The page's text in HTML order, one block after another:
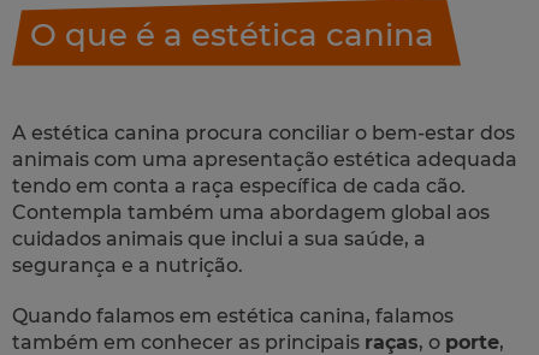
O que é a estética canina
A estética canina procura conciliar o bem-estar dos
animais com uma apresentação estética adequada
tendo em conta a raça específica de cada cão.
Contempla também uma abordagem global aos
cuidados animais que inclui a sua saúde, a
segurança e a nutrição.
Quando falamos em estética canina, falamos
também em conhecer as principais raças, o porte,